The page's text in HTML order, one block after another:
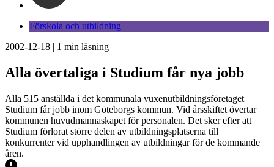
Förskola och utbildning
2002-12-18 | 1 min läsning
Alla övertaliga i Studium får nya jobb
Alla 515 anställda i det kommunala vuxenutbildningsföretaget
Studium får jobb inom Göteborgs kommun. Vid årsskiftet övertar
kommunen huvudmannaskapet för personalen. Det sker efter att
Studium förlorat större delen av utbildningsplatserna till
konkurrenter vid upphandlingen av utbildningar för de kommande
åren.